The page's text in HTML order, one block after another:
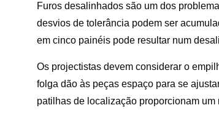
Furos desalinhados são um dos
desvios de tolerância podem ser
em cinco painéis pode resultar num
Os projectistas devem considerar o
folga dão às peças espaço para se
patilhas de localização proporcionam